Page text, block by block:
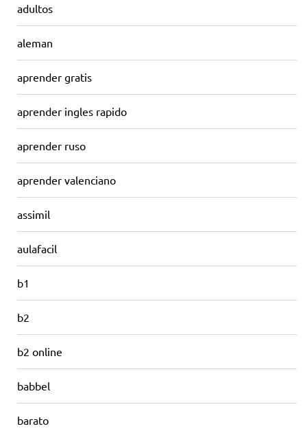
adultos
aleman
aprender gratis
aprender ingles rapido
aprender ruso
aprender valenciano
assimil
aulafacil
b1
b2
b2 online
babbel
barato